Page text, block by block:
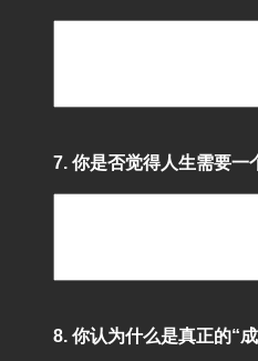
7. 你是否觉得人生需要一
8. 你认为什么是真正的“